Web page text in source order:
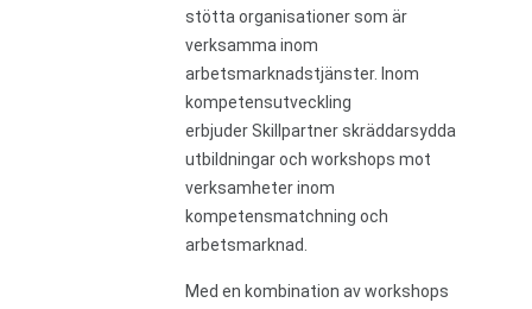
stötta organisationer som är
verksamma inom
arbetsmarknadstjänster. Inom
kompetensutveckling
erbjuder Skillpartner skräddarsydda
utbildningar och workshops mot
verksamheter inom
kompetensmatchning och
arbetsmarknad.
Med en kombination av workshops